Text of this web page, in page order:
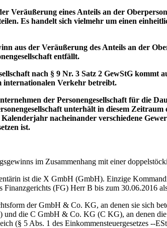
Veräußerung eines Anteils an der
Es handelt sich vielmehr um einen
aus der Veräußerung des Anteils an der
entfällt.
nach § 9 Nr. 3 Satz 2 GewStG kommt
internationalen Verkehr betreibt.
der Personengesellschaft für die
unterhält in diesem
nacheinander verschiedene
ist.
im Zusammenhang mit einer
ist die X GmbH (GmbH). Einzige
(FG) Herr B bis zum 30.06.2016
der GmbH & Co. KG, an denen sie sich
die C GmbH & Co. KG (C KG), an denen
(§ 5 Abs. 1 des Einkommensteuergesetzes